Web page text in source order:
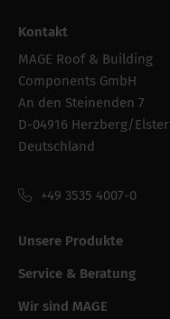
Kontakt
MAGE Roof & Building
Components GmbH
An den Steinenden 7
D-04916 Herzberg/Elster
Deutschland
+49 3535 4007-0
Unsere Produkte
Service & Beratung
Wir sind MAGE